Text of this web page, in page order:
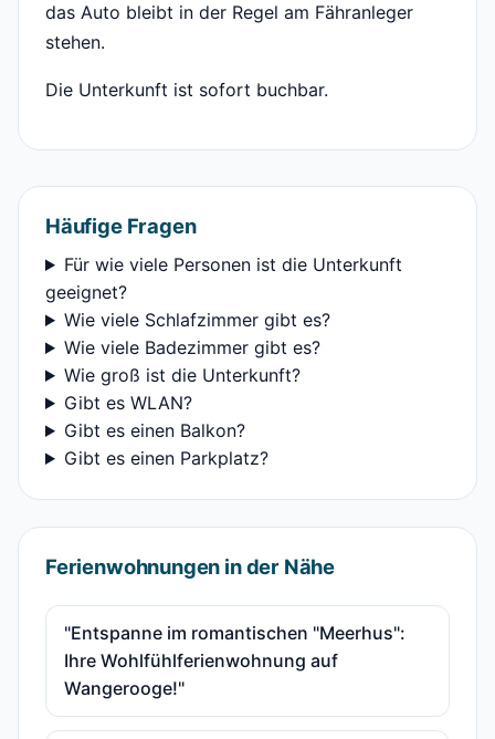
das Auto bleibt in der Regel am Fähranleger
stehen.
Die Unterkunft ist sofort buchbar.
Häufige Fragen
Für wie viele Personen ist die Unterkunft
geeignet?
Wie viele Schlafzimmer gibt es?
Wie viele Badezimmer gibt es?
Wie groß ist die Unterkunft?
Gibt es WLAN?
Gibt es einen Balkon?
Gibt es einen Parkplatz?
Ferienwohnungen in der Nähe
"Entspanne im romantischen "Meerhus":
Ihre Wohlfühlferienwohnung auf
Wangerooge!"